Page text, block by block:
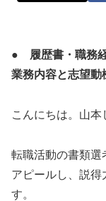
● 履歴書・職務
業務内容と志望動
こんにちは。山本
転職活動の書類選
アピールし、説得
す。